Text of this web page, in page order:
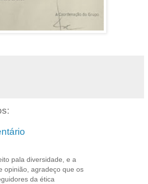
pala diversidade, e a
opinião, agradeço que os
da ética